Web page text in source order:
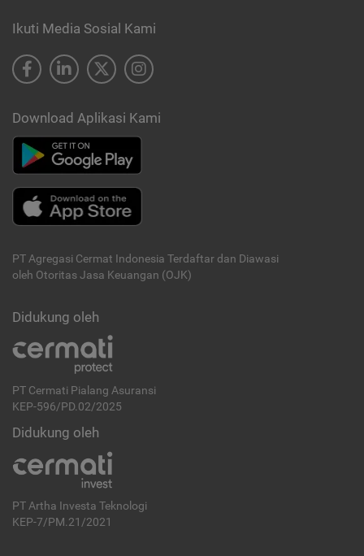
Ikuti Media Sosial Kami
Download Aplikasi Kami
PT Agregasi Cermat Indonesia Terdaftar dan Diawasi
oleh Otoritas Jasa Keuangan (OJK)
Didukung oleh
PT Cermati Pialang Asuransi
KEP-596/PD.02/2025
Didukung oleh
PT Artha Investa Teknologi
KEP-7/PM.21/2021